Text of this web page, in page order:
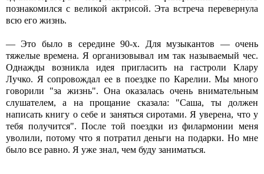
познакомился с великой актрисой. Эта встреча перевернула
всю его жизнь.
— Это было в середине 90-х. Для музыкантов — очень
тяжелые времена. Я организовывал им так называемый чес.
Однажды возникла идея пригласить на гастроли Клару
Лучко. Я сопровождал ее в поездке по Карелии. Мы много
говорили "за жизнь". Она оказалась очень внимательным
слушателем, а на прощание сказала: "Саша, ты должен
написать книгу о себе и заняться сиротами. Я уверена, что у
тебя получится". После той поездки из филармонии меня
уволили, потому что я потратил деньги на подарки. Но мне
было все равно. Я уже знал, чем буду заниматься.